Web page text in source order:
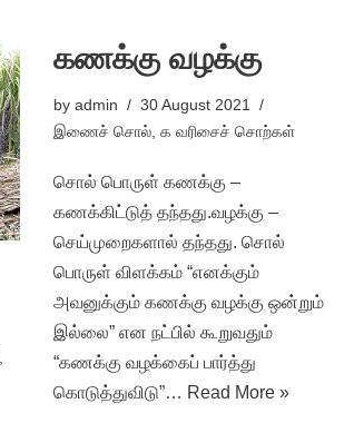
கணக்கு வழக்கு
by admin
30 August 2021
இணைச் சொல், க வரிசைச் சொற்கள்
சொல் பொருள் கணக்கு –
கணக்கிட்டுத் தந்தது.வழக்கு –
செய்முறைகளால் தந்தது. சொல்
பொருள் விளக்கம் “எனக்கும்
அவனுக்கும் கணக்கு வழக்கு ஒன்றும்
இல்லை” என நட்பில் கூறுவதும்
“கணக்கு வழக்கைப் பார்த்து
கொடுத்துவிடு”… Read More »